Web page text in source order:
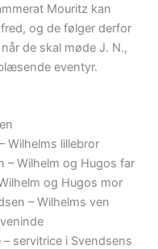
Mouritz kan
og de følger derfor
de skal møde J. N.,
eventyr.
Wilhelms lillebror
– Wilhelm og Hugos far
og Hugos mor
– Wilhelms ven
servitrice i Svendsens